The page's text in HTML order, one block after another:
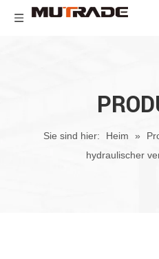
Sie sind hier: Heim »
hydraulischer